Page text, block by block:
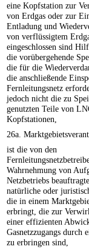
eine Kopfstation zur
von Erdgas oder zur
Entladung und
von verflüssigtem
eingeschlossen sind
die vorübergehende
die für die
die anschließende
Fernleitungsnetz
jedoch nicht die zu
genutzten Teile von
Kopfstationen,
26a.
ist die von den
Wahrnehmung von
Netzbetriebs
natürliche oder
die in einem
erbringt, die zur
einer effizienten
Gasnetzzugangs durch
zu erbringen sind,